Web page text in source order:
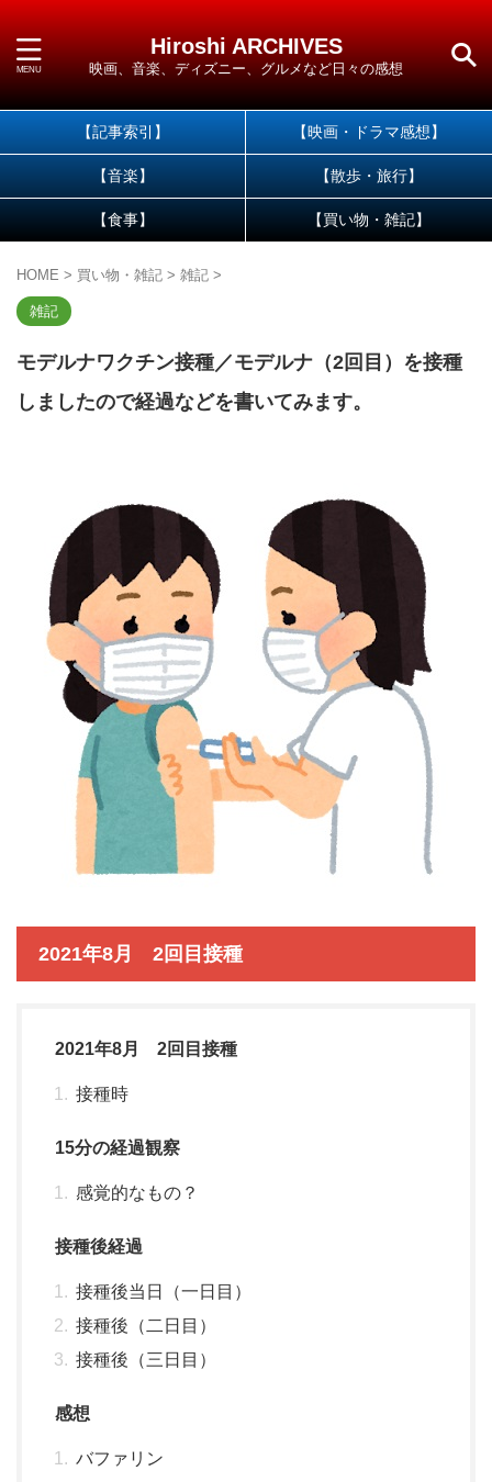
Hiroshi ARCHIVES
映画、音楽、ディズニー、グルメなど日々の感想
【記事索引】 【映画・ドラマ感想】
【音楽】 【散歩・旅行】
【食事】 【買い物・雑記】
HOME > 買い物・雑記 > 雑記 >
雑記
モデルナワクチン接種／モデルナ（2回目）を接種
しましたので経過などを書いてみます。
2021年8月 2回目接種
2021年8月 2回目接種
接種時
15分の経過観察
感覚的なもの？
接種後経過
接種後当日（一日目）
接種後（二日目）
接種後（三日目）
感想
バファリン